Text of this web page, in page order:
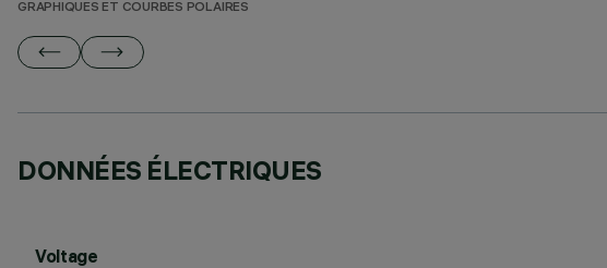
GRAPHIQUES ET COURBES POLAIRES
DONNÉES ÉLECTRIQUES
Voltage